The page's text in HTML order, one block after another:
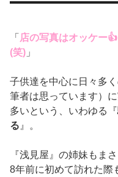
「 店の写真はオッケー
(笑) 」
子供達を中心に日々多
筆者は思っています）
多いという、いわゆる『
る 』。
『浅見屋』の姉妹もま
8年前に初めて訪れた際